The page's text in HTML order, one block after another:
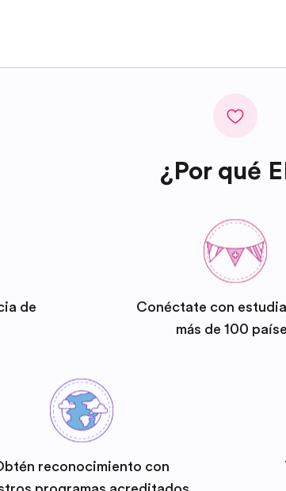
¿Por qué
de
Conéctate con
más de 100
reconocimiento con